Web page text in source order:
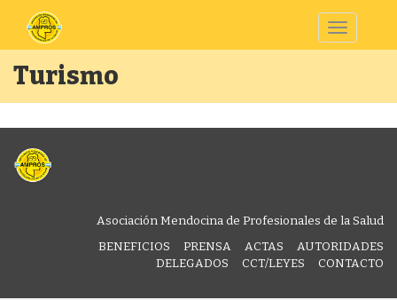
Toggle
Turismo
Asociación Mendocina de Profesionales de la Salud
BENEFICIOS
PRENSA ACTAS
AUTORIDADES
DELEGADOS
CCT/LEYES CONTACTO